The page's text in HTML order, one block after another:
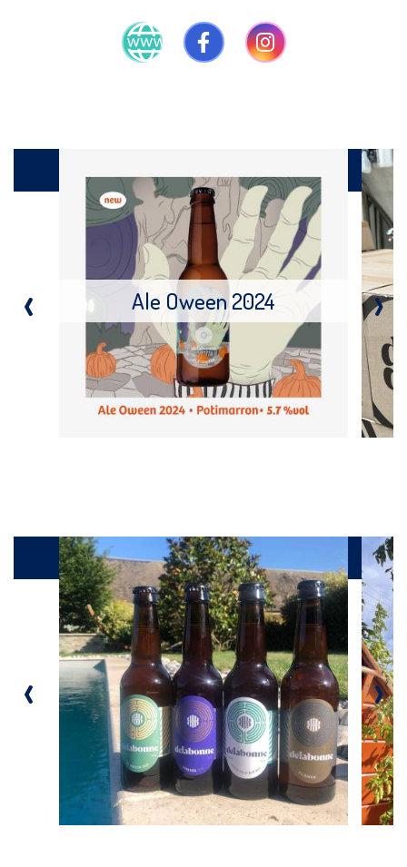
Produits
Ale Oween 2024
‹ ›
Galerie
‹ ›